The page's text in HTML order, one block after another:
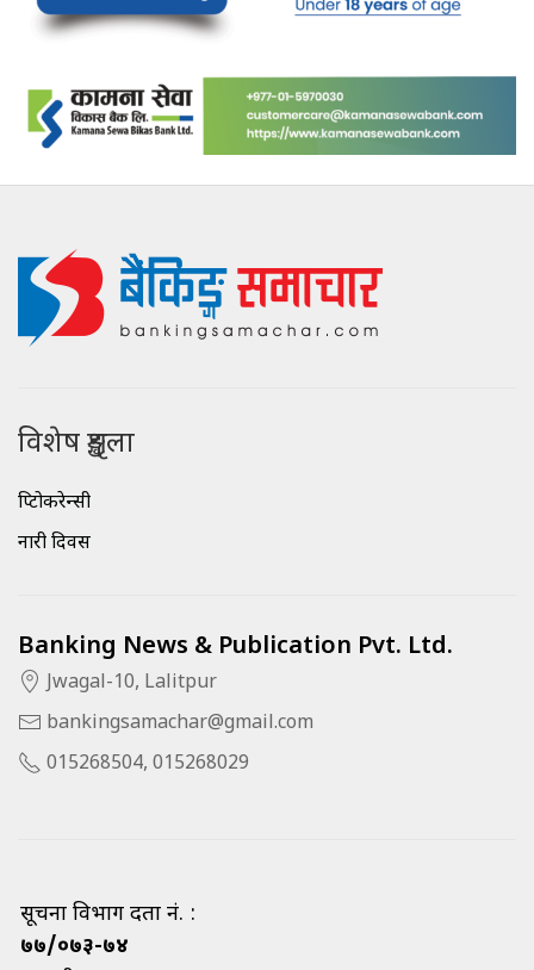
विशेष शृङ्खला
क्रिप्टोकरेन्सी
नारी दिवस
Banking News & Publication Pvt. Ltd.
Jwagal-10, Lalitpur
bankingsamachar@gmail.com
015268504, 015268029
सूचना विभाग दर्ता नं. :
७७/०७३-७४